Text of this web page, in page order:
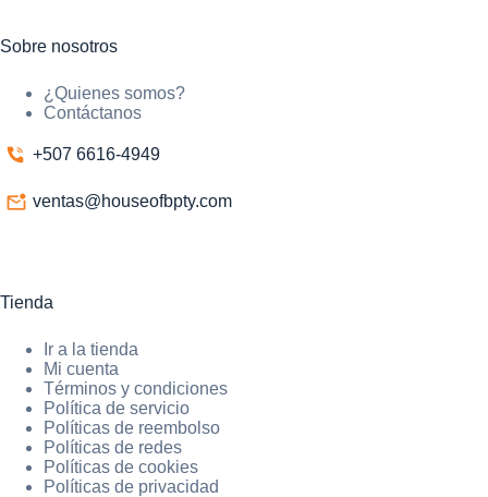
Sobre nosotros
¿Quienes somos?
Contáctanos
+507 6616-4949
ventas@houseofbpty.com
Tienda
Ir a la tienda
Mi cuenta
Términos y condiciones
Política de servicio
Políticas de reembolso
Políticas de redes
Políticas de cookies
Políticas de privacidad